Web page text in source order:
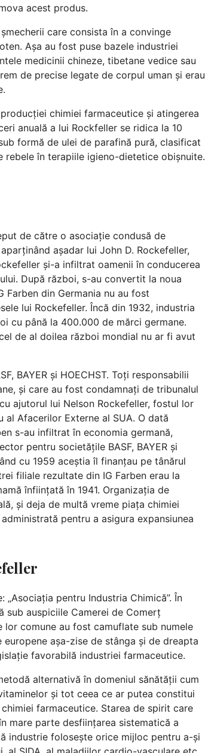
acest produs.
care consista în a convinge
Așa au fost puse bazele industriei
medicinii chineze, tibetane vedice sau
de precise legate de corpul uman și erau
chimiei farmaceutice și atingerea
anuală a lui Rockfeller se ridica la 10
formă de ulei de parafină pură, clasificat
în terapiile igieno-dietetice obișnuite.
de către o asociație condusă de
așadar lui John D. Rockefeller,
și-a infiltrat oamenii în conducerea
După război, s-au convertit la noua
din Germania nu au fost
lui Rockefeller. Încă din 1932, industria
cu până la 400.000 de mărci germane.
de al doilea război mondial nu ar fi avut
BAYER și HOECHST. Toți responsabilii
și care au fost condamnați de tribunalul
ajutorul lui Nelson Rockefeller, fostul lor
Afacerilor Externe al SUA. O dată
s-au infiltrat în economia germană,
pentru societățile BASF, BAYER și
cu 1959 aceștia îl finanțau pe tânărul
filiale rezultate din IG Farben erau la
înființată în 1941. Organizația de
și deja de multă vreme piața chimiei
pentru a asigura expansiunea
„Asociația pentru Industria Chimică”. În
sub auspiciile Camerei de Comerț
lor comune au fost camuflate sub numele
așa-zise de stânga și de dreapta
favorabilă industriei farmaceutice.
alternativă în domeniul sănătății cum
și tot ceea ce ar putea constitui
farmaceutice. Starea de spirit care
mare parte desființarea sistematică a
industrie folosește orice mijloc pentru a-și